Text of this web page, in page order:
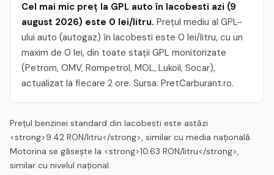
Cel mai mic preț la GPL auto în Iacobesti azi (9
august 2026) este 0 lei/litru. Prețul mediu al GPL-
ului auto (autogaz) în Iacobesti este 0 lei/litru, cu un
maxim de 0 lei, din toate stații GPL monitorizate
(Petrom, OMV, Rompetrol, MOL, Lukoil, Socar),
actualizat la fiecare 2 ore. Sursa: PretCarburant.ro.
Prețul benzinei standard din Iacobesti este astăzi
<strong>9.42 RON/litru</strong>, similar cu media națională.
Motorina se găsește la <strong>10.63 RON/litru</strong>,
similar cu nivelul național.